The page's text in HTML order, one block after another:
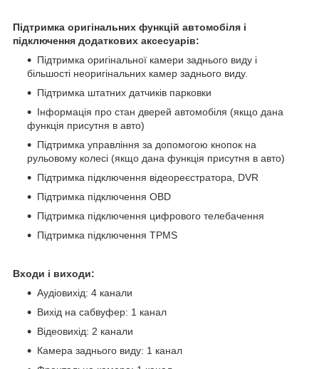
Підтримка оригінальних функцій автомобіля і
підключення додаткових аксесуарів:
Підтримка оригінальної камери заднього виду і
більшості неоригінальних камер заднього виду.
Підтримка штатних датчиків парковки
Інформація про стан дверей автомобіля (якщо дана
функція присутня в авто)
Підтримка управління за допомогою кнопок на
рульовому колесі (якщо дана функція присутня в авто)
Підтримка підключення відеореєстратора, DVR
Підтримка підключення OBD
Підтримка підключення цифрового телебачення
Підтримка підключення TPMS
Входи і виходи:
Аудіовихід: 4 канали
Вихід на сабвуфер: 1 канал
Відеовихід: 2 канали
Камера заднього виду: 1 канал